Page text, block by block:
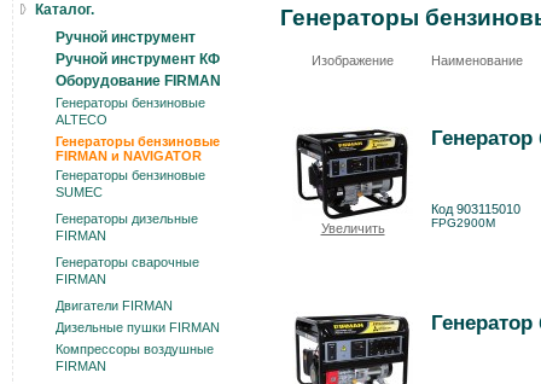
Генераторы
Изображение Наименование
Увеличить
Код 903115010
FPG2900M
Каталог.
Ручной инструмент
Ручной инструмент КФ
Оборудование FIRMAN
Генераторы бензиновые
ALTECO
Генераторы бензиновые
FIRMAN и NAVIGATOR
Генераторы бензиновые
SUMEC
Генераторы дизельные
FIRMAN
Генераторы сварочные
FIRMAN
Двигатели FIRMAN
Дизельные пушки FIRMAN
Компрессоры воздушные
FIRMAN